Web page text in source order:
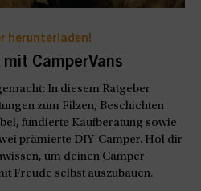
herunterladen!
CamperVans
In diesem Ratgeber
zum Filzen, Beschichten
fundierte Kaufberatung sowie
prämierte DIY-Camper. Hol dir
um deinen Camper
Freude selbst auszubauen.